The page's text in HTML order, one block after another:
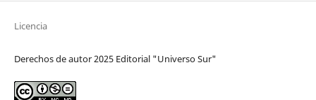
Licencia
Derechos de autor 2025 Editorial "Universo Sur"